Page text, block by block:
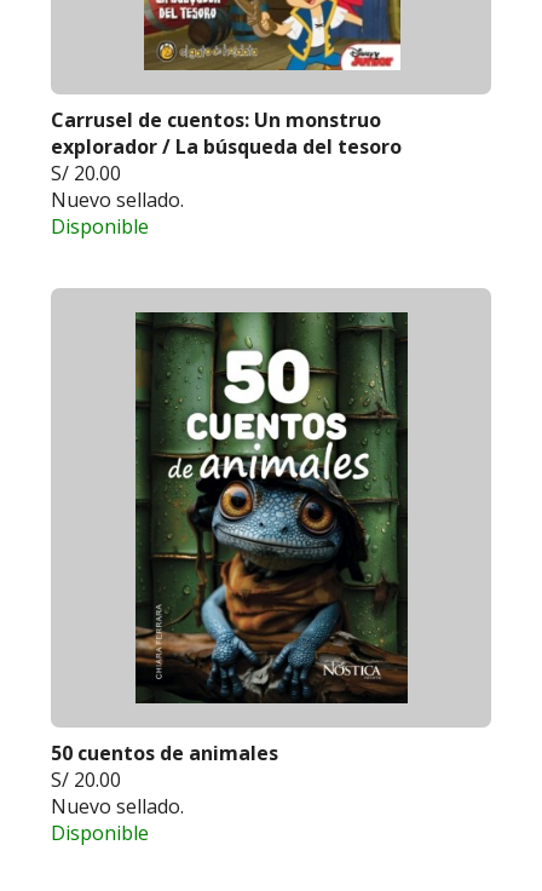
Carrusel de cuentos: Un monstruo
explorador / La búsqueda del tesoro
S/ 20.00
Nuevo sellado.
Disponible
50 cuentos de animales
S/ 20.00
Nuevo sellado.
Disponible